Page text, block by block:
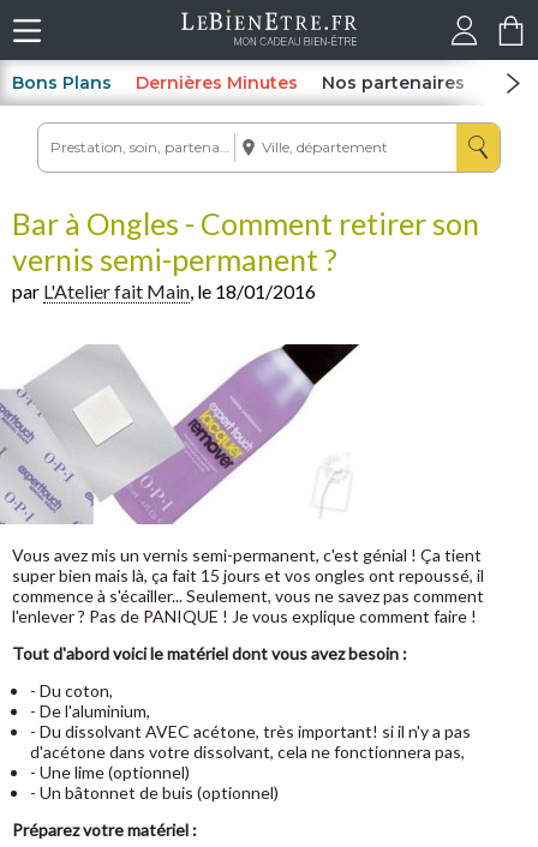
Bons Plans Dernières Minutes Nos partenaires Spas
Bar à Ongles - Comment retirer son
vernis semi-permanent ?
par L'Atelier fait Main, le 18/01/2016
Vous avez mis un vernis semi-permanent, c'est génial ! Ça tient
super bien mais là, ça fait 15 jours et vos ongles ont repoussé, il
commence à s'écailler... Seulement, vous ne savez pas comment
l'enlever ? Pas de PANIQUE ! Je vous explique comment faire !
Tout d'abord voici le matériel dont vous avez besoin :
- Du coton,
- De l'aluminium,
- Du dissolvant AVEC acétone, très important! si il n'y a pas
d'acétone dans votre dissolvant, cela ne fonctionnera pas,
- Une lime (optionnel)
- Un bâtonnet de buis (optionnel)
Préparez votre matériel :